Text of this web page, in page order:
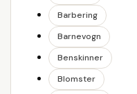
Barbering
Barnevogn
Benskinner
Blomster